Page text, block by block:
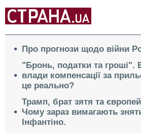
Про прогнози щодо війни
"Бронь, податки та гроші".
влади компенсації за
це реально?
Трамп, брат зятя та
Чому зараз вимагають
Інфантіно.